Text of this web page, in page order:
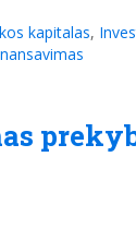
kapitalas,